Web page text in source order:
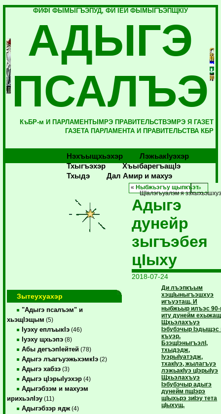
ФИФI ФЫМЫГЪЭПУД, ФИ IЕЙ ФЫМЫГЪЭПЩКIУ
АДЫГЭ
ПСАЛЪЭ
КъБР-м И ПАРЛАМЕНТЫМРЭ ПРАВИТЕЛЬСТВЭМРЭ Я ГАЗЕТ
ГАЗЕТА ПАРЛАМЕНТА И ПРАВИТЕЛЬСТВА КБР
Нэхъыщхьэхэр
Лэжьакlуэхэр
Тхыгъэхэр
Хъыбарегъащlэ
Тхыдэ
Дал Амир и махуэ
Зытеухуахэр
"Адыгэ псалъэм" и
хьэщIэщым (5)
Iуэху еплъыкIэ (46)
Iуэху щхьэпэ (8)
Абы дегъэпIейтей (78)
Адыгэ лъагъуэжьхэмкIэ (2)
Адыгэ хабзэ (3)
Адыгэ цIэрыIуэхэр (4)
Адыгэбзэм и махуэм
ирихьэлIэу (11)
Адыгэбзэр ядж (4)
« Ныбжьэгъу щыпкъэт
ЩIалэгъуалэм я
Адыгэ
дунейр
зыгъэбея
цIыху
2018-07-24
Ди лъэпкъым
хэщIыныгъэшхуэ
игъуэтащ. И
ныбжьыр илъэс
иту дунейм ехыжащ
Щхьэлахъуэ
Iэбубэчыр Iэдыщэс
къуэр.
БзэщIэныгъэлI,
тхыдэдж,
IуэрыIуатэдж,
тхакIуэ, жылагъуэ
лэжьакIуэ цIэрыIуэ
Щхьэлахъуэ
Iэбубэчыр адыгэ
дунейм пщIэрэ
щIыхьрэ зиIэу тета
цIыхущ.